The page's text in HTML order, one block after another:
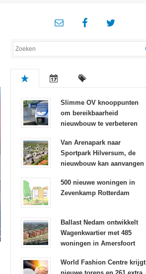
Slimme OV knooppunten
om bereikbaarheid
nieuwbouw te verbeteren
Van Arenapark naar
Sportpark Hilversum, de
nieuwbouw kan aanvangen
500 nieuwe woningen in
Zevenkamp Rotterdam
Ballast Nedam ontwikkelt
Wagenkwartier met 485
woningen in Amersfoort
World Fashion Centre krijgt